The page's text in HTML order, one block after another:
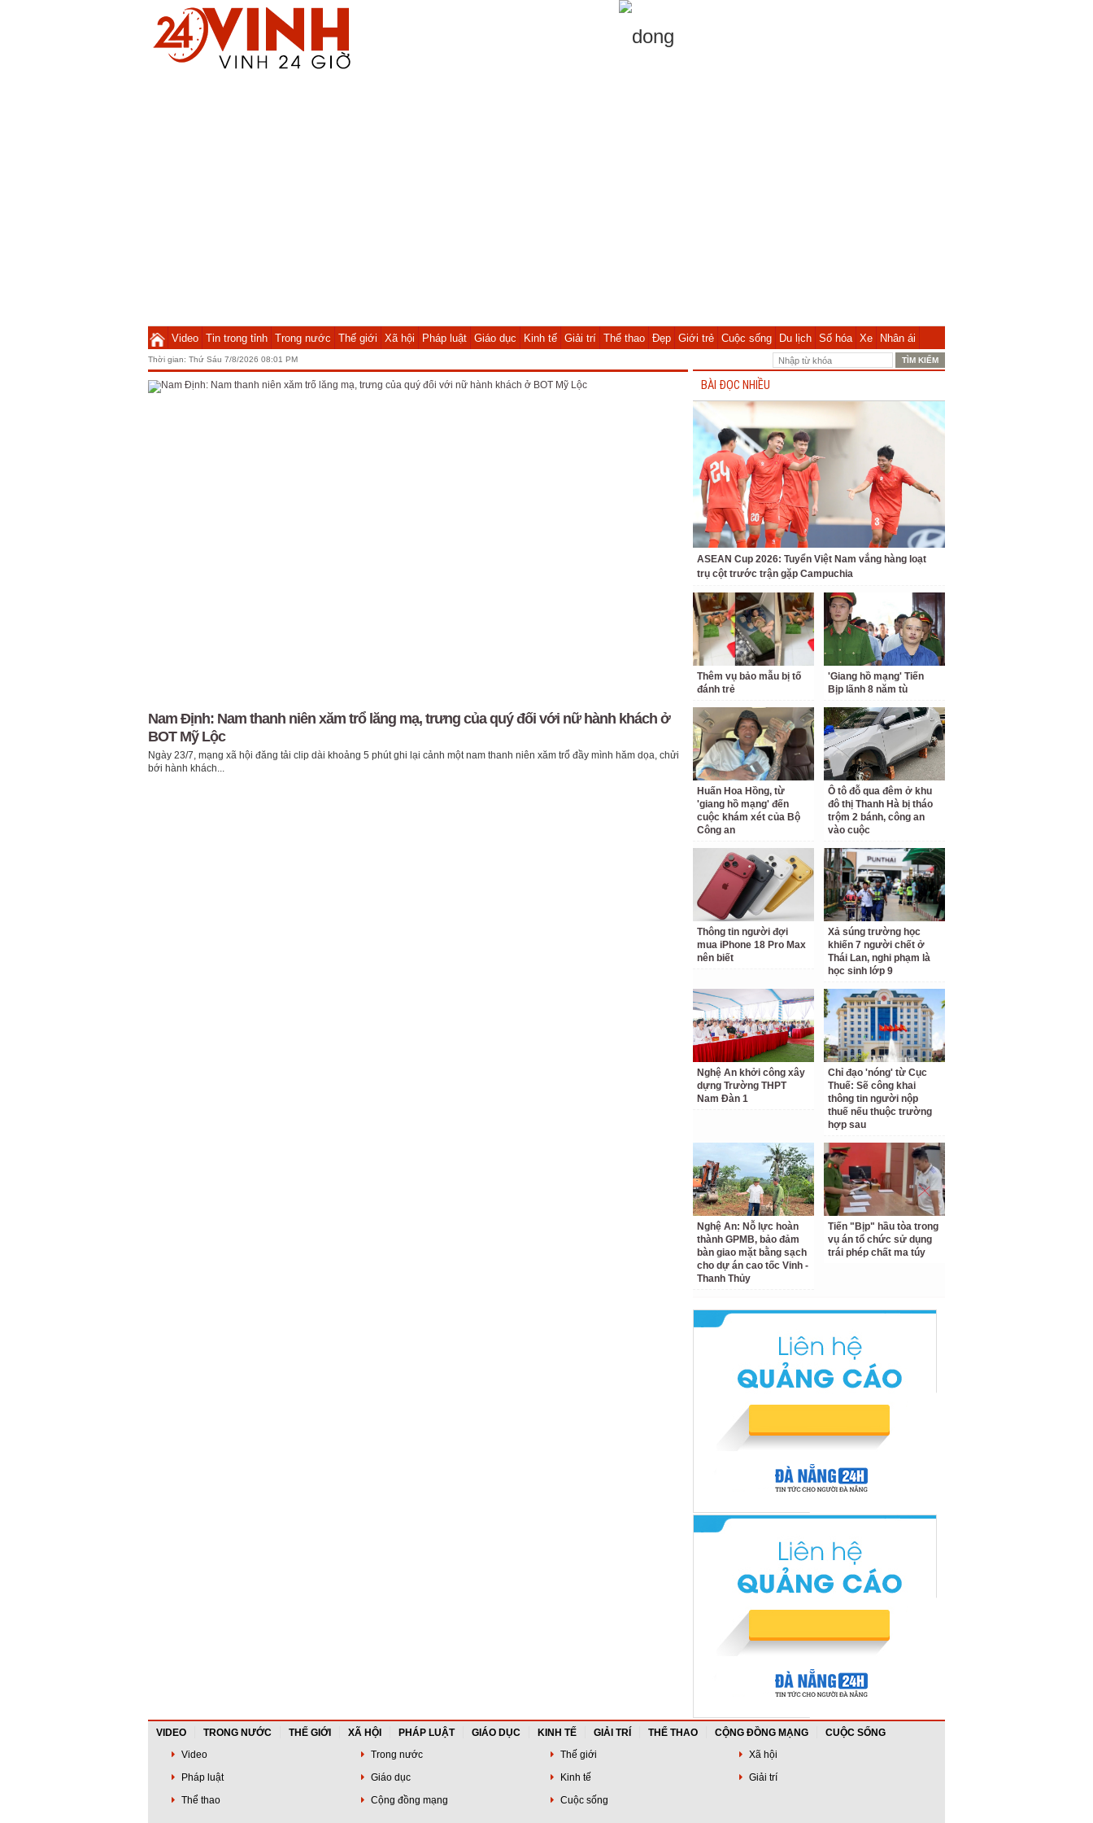
Video Tin trong tỉnh Trong nước Thế giới Xã hội Pháp luật Giáo dục Kinh tế Giải trí Thể thao Đẹp Giới trẻ Cuộc sống Du lịch Số hóa Xe Nhân ái
Thời gian: Thứ Sáu 7/8/2026 08:01 PM
Nam Định: Nam thanh niên xăm trổ lăng mạ, trưng của quý đối với nữ hành khách ở
BOT Mỹ Lộc
Ngày 23/7, mạng xã hội đăng tải clip dài khoảng 5 phút ghi lại cảnh một nam thanh niên xăm trổ đầy mình hăm dọa, chửi
bới hành khách...
BÀI ĐỌC NHIỀU
ASEAN Cup 2026: Tuyển Việt Nam vắng hàng loạt
trụ cột trước trận gặp Campuchia
Thêm vụ bảo mẫu bị tố
đánh trẻ
'Giang hồ mạng' Tiến
Bịp lãnh 8 năm tù
Huấn Hoa Hồng, từ
'giang hồ mạng' đến
cuộc khám xét của Bộ
Công an
Ô tô đỗ qua đêm ở khu
đô thị Thanh Hà bị tháo
trộm 2 bánh, công an
vào cuộc
Thông tin người đợi
mua iPhone 18 Pro Max
nên biết
Xả súng trường học
khiến 7 người chết ở
Thái Lan, nghi phạm là
học sinh lớp 9
Nghệ An khởi công xây
dựng Trường THPT
Nam Đàn 1
Chỉ đạo 'nóng' từ Cục
Thuế: Sẽ công khai
thông tin người nộp
thuế nếu thuộc trường
hợp sau
Nghệ An: Nỗ lực hoàn
thành GPMB, bảo đảm
bàn giao mặt bằng sạch
cho dự án cao tốc Vinh -
Thanh Thủy
Tiến "Bịp" hầu tòa trong
vụ án tổ chức sử dụng
trái phép chất ma túy
VIDEO TRONG NƯỚC THẾ GIỚI XÃ HỘI PHÁP LUẬT GIÁO DỤC KINH TẾ GIẢI TRÍ THỂ THAO CỘNG ĐỒNG MẠNG
CUỘC SỐNG
Video
Trong nước Thế giới
Xã hội
Pháp luật
Giáo dục Kinh tế
Giải trí
Thể thao
Cộng đồng mạng Cuộc sống